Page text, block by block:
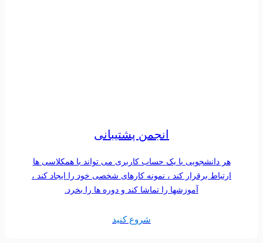
انجمن پشتیبانی
هر دانشجویی با یک حساب کاربری می تواند با همکلاسی ها
ارتباط برقرار کند ، نمونه کارهای شخصی خود را ایجاد کند ،
آموزشها را تماشا کند و دوره ها را بخرد.
شروع کنید